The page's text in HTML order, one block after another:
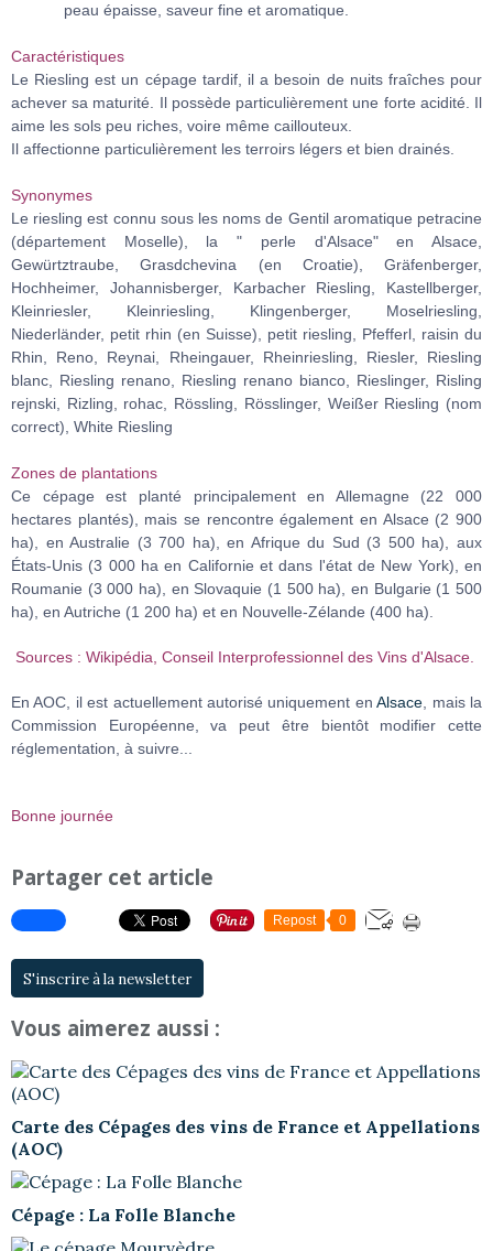
peau épaisse, saveur fine et aromatique.
Caractéristiques
Le Riesling est un cépage tardif, il a besoin de nuits fraîches pour
achever sa maturité. Il possède particulièrement une forte acidité. Il
aime les sols peu riches, voire même caillouteux.
Il affectionne particulièrement les terroirs légers et bien drainés.
Synonymes
Le riesling est connu sous les noms de Gentil aromatique petracine
(département Moselle), la " perle d'Alsace" en Alsace,
Gewürtztraube, Grasdchevina (en Croatie), Gräfenberger,
Hochheimer, Johannisberger, Karbacher Riesling, Kastellberger,
Kleinriesler, Kleinriesling, Klingenberger, Moselriesling,
Niederländer, petit rhin (en Suisse), petit riesling, Pfefferl, raisin du
Rhin, Reno, Reynai, Rheingauer, Rheinriesling, Riesler, Riesling
blanc, Riesling renano, Riesling renano bianco, Rieslinger, Risling
rejnski, Rizling, rohac, Rössling, Rösslinger, Weißer Riesling (nom
correct), White Riesling
Zones de plantations
Ce cépage est planté principalement en Allemagne (22 000
hectares plantés), mais se rencontre également en Alsace (2 900
ha), en Australie (3 700 ha), en Afrique du Sud (3 500 ha), aux
États-Unis (3 000 ha en Californie et dans l'état de New York), en
Roumanie (3 000 ha), en Slovaquie (1 500 ha), en Bulgarie (1 500
ha), en Autriche (1 200 ha) et en Nouvelle-Zélande (400 ha).
Sources : Wikipédia, Conseil Interprofessionnel des Vins d'Alsace.
En AOC, il est actuellement autorisé uniquement enAlsace , mais la
Commission Européenne, va peut être bientôt modifier cette
réglementation, à suivre...
Bonne journée
Partager cet article
Repost 0
S'inscrire à la newsletter
Vous aimerez aussi :
Carte des Cépages des vins de France et Appellations
(AOC)
Cépage : La Folle Blanche